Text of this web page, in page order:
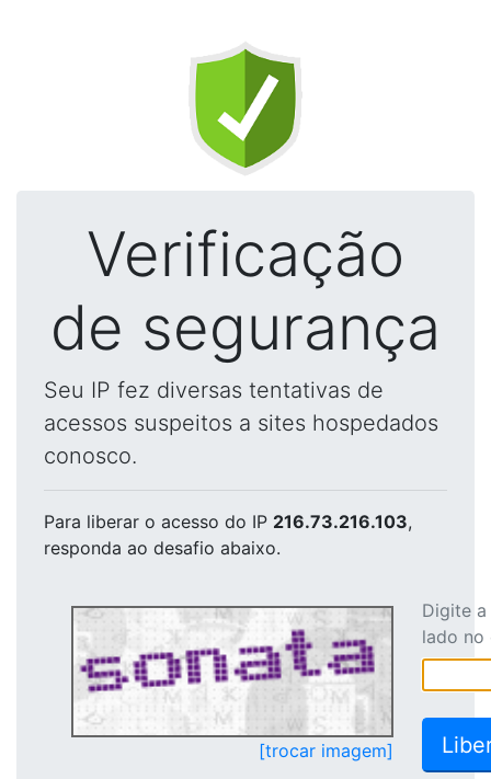
Verificação
de segurança
Seu IP fez diversas tentativas de
acessos suspeitos a sites hospedados
conosco.
Para liberar o acesso do IP 216.73.216.103,
responda ao desafio abaixo.
[trocar imagem]
Digite
lado no